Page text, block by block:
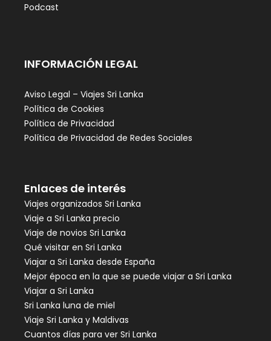
Podcast
INFORMACIÓN LEGAL
Aviso Legal – Viajes Sri Lanka
Política de Cookies
Política de Privacidad
Política de Privacidad de Redes Sociales
Enlaces de interés
Viajes organizados Sri Lanka
Viaje a Sri Lanka precio
Viaje de novios Sri Lanka
Qué visitar en Sri Lanka
Viajar a Sri Lanka desde España
Mejor época en la que se puede viajar a Sri Lanka
Viajar a Sri Lanka
Sri Lanka luna de miel
Viaje Sri Lanka y Maldivas
Cuantos días para ver Sri Lanka